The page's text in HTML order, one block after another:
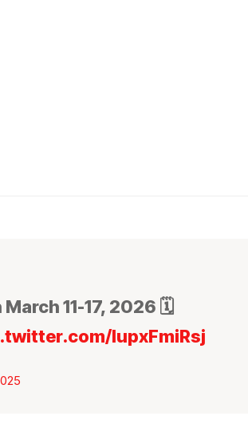
11-17, 2026 🗓️
lupxFmiRsj